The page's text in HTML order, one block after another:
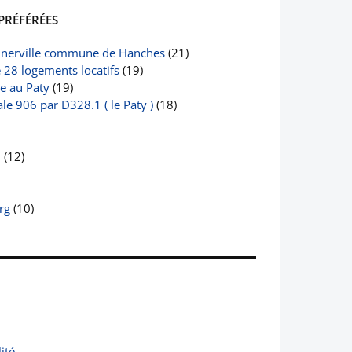
commune de Hanches (21)
logements locatifs (19)
au Paty (19)
906 par D328.1 ( le Paty ) (18)
(12)
(10)